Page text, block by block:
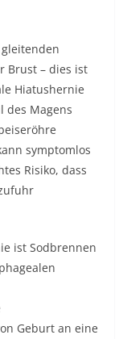
Brust – dies ist
Hiatushernie
des Magens
symptomlos
Risiko, dass
ist Sodbrennen
Geburt an eine